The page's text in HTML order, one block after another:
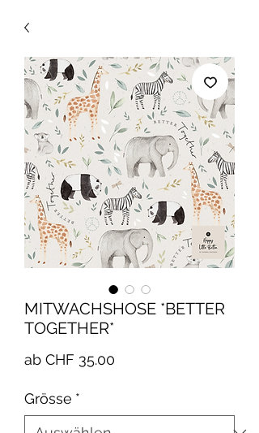
MITWACHSHOSE *BETTER
TOGETHER*
ab CHF 35.00
Grösse *